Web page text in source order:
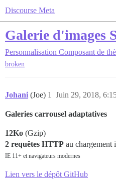
Discourse Meta
Galerie d'images
Personnalisation Composant de
broken
Johani (Joe) Juin 29, 2018,
1
Galeries carrousel adaptatives
12Ko (Gzip)
2 requêtes HTTP au chargement
IE 11+ et navigateurs modernes
Lien vers le dépôt GitHub